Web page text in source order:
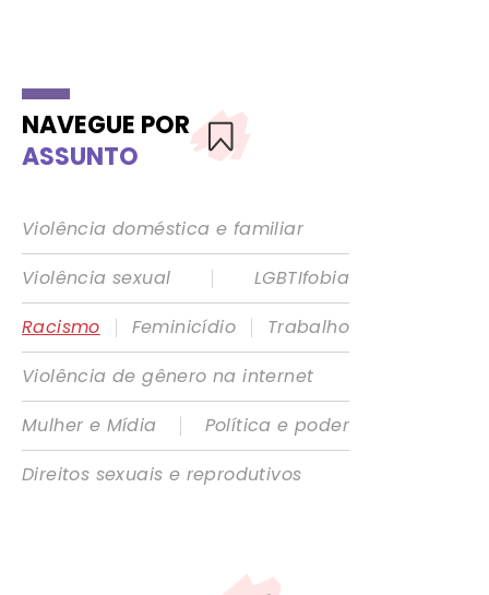
NAVEGUE POR
ASSUNTO
Violência doméstica e familiar
Violência sexual
|
LGBTIfobia
Racismo
| Feminicídio |
Trabalho
Violência de gênero na internet
Mulher e Mídia
|
Política e poder
Direitos sexuais e reprodutivos